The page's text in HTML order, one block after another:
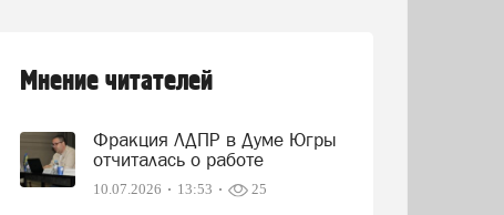
Мнение читателей
Фракция ЛДПР в Думе Югры
отчиталась о работе
10.07.2026 13:53 25